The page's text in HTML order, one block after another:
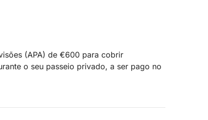
(APA) de €600 para cobrir
o seu passeio privado, a ser pago no
partindo da Marina Salinas em Torrevieja,